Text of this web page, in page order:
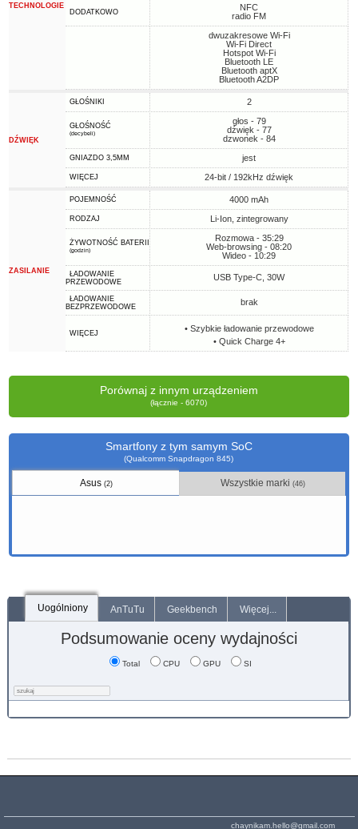
TECHNOLOGIE
DODATKOWO
NFC
radio FM
dwuzakresowe Wi-Fi
Wi-Fi Direct
Hotspot Wi-Fi
Bluetooth LE
Bluetooth aptX
Bluetooth A2DP
DŹWIĘK
GŁOŚNIKI 2
GŁOŚNOŚĆ
(decybeli)
głos - 79
dźwięk - 77
dzwonek - 84
GNIAZDO 3,5MM jest
WIĘCEJ 24-bit / 192kHz dźwięk
ZASILANIE
POJEMNOŚĆ 4000 mAh
RODZAJ Li-Ion, zintegrowany
ŻYWOTNOŚĆ BATERII
(godzin)
Rozmowa - 35:29
Web-browsing - 08:20
Wideo - 10:29
ŁADOWANIE
PRZEWODOWE
USB Type-C, 30W
ŁADOWANIE
BEZPRZEWODOWE
brak
WIĘCEJ
• Szybkie ładowanie przewodowe
• Quick Charge 4+
Porównaj z innym urządzeniem
(łącznie - 6070)
Smartfony z tym samym SoC
(Qualcomm Snapdragon 845)
Asus (2) Wszystkie marki (46)
Uogólniony AnTuTu Geekbench Więcej...
Podsumowanie oceny wydajności
Total CPU GPU SI
chaynikam.hello@gmail.com